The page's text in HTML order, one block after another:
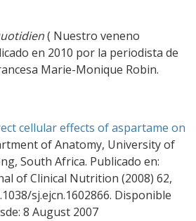
( Nuestro veneno
en 2010 por la periodista de
Marie-Monique Robin.
cellular effects of aspartame on
of Anatomy, University of
South Africa. Publicado en:
of Clinical Nutrition (2008) 62,
sj.ejcn.1602866. Disponible
8 August 2007